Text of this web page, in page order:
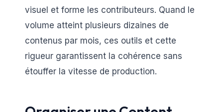
visuel et forme les contributeurs. Quand le
volume atteint plusieurs dizaines de
contenus par mois, ces outils et cette
rigueur garantissent la cohérence sans
étouffer la vitesse de production.